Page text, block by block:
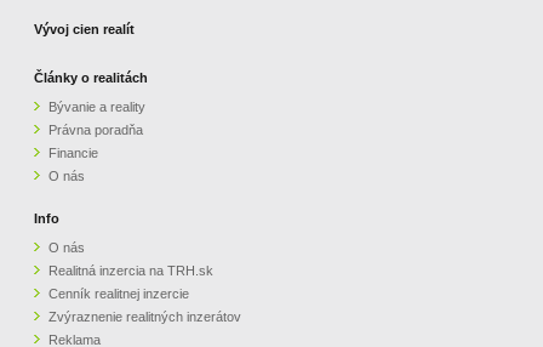
OBCHODNÉ PODMIENKY
KONTAKT
Vývoj cien realít
Články o realitách
Bývanie a reality
Právna poradňa
Financie
O nás
Info
O nás
Realitná inzercia na TRH.sk
Cenník realitnej inzercie
Zvýraznenie realitných inzerátov
Reklama